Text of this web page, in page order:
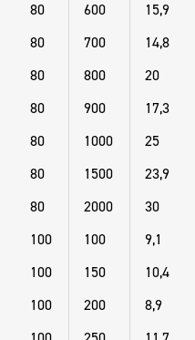
80
600 15,9
80
700 14,8
80
800 20
80
900 17,3
80
1000 25
80
1500 23,9
80
2000 30
100
100 9,1
100
150 10,4
100
200 8,9